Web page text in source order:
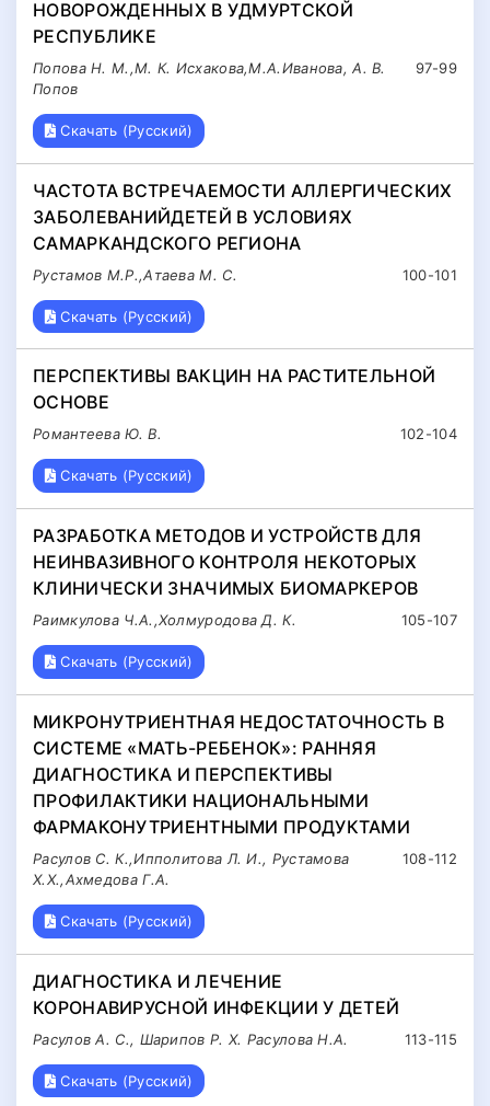
НОВОРОЖДЕННЫХ В УДМУРТСКОЙ
РЕСПУБЛИКЕ
97-99
Попова Н. М.,М. К. Исхакова,М.А.Иванова, А. В.
Попов
Скачать (Русский)
ЧАСТОТА ВСТРЕЧАЕМОСТИ АЛЛЕРГИЧЕСКИХ
ЗАБОЛЕВАНИЙДЕТЕЙ В УСЛОВИЯХ
САМАРКАНДСКОГО РЕГИОНА
100-101
Рустамов М.Р.,Атаева М. С.
Скачать (Русский)
ПЕРСПЕКТИВЫ ВАКЦИН НА РАСТИТЕЛЬНОЙ
ОСНОВЕ
102-104
Романтеева Ю. В.
Скачать (Русский)
РАЗРАБОТКА МЕТОДОВ И УСТРОЙСТВ ДЛЯ
НЕИНВАЗИВНОГО КОНТРОЛЯ НЕКОТОРЫХ
КЛИНИЧЕСКИ ЗНАЧИМЫХ БИОМАРКЕРОВ
105-107
Раимкулова Ч.А.,Холмуродова Д. К.
Скачать (Русский)
МИКРОНУТРИЕНТНАЯ НЕДОСТАТОЧНОСТЬ В
СИСТЕМЕ «МАТЬ-РЕБЕНОК»: РАННЯЯ
ДИАГНОСТИКА И ПЕРСПЕКТИВЫ
ПРОФИЛАКТИКИ НАЦИОНАЛЬНЫМИ
ФАРМАКОНУТРИЕНТНЫМИ ПРОДУКТАМИ
108-112
Расулов С. К.,Ипполитова Л. И., Рустамова
Х.Х.,Ахмедова Г.А.
Скачать (Русский)
ДИАГНОСТИКА И ЛЕЧЕНИЕ
КОРОНАВИРУСНОЙ ИНФЕКЦИИ У ДЕТЕЙ
113-115
Расулов А. С., Шарипов Р. Х. Расулова Н.А.
Скачать (Русский)